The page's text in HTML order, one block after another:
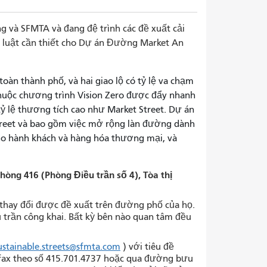
SFMTA và đang đệ trình các đề xuất cải
luật cần thiết cho Dự án Đường Market An
thành phố, và hai giao lộ có tỷ lệ va chạm
chương trình Vision Zero được đẩy nhanh
lệ thương tích cao như Market Street. Dự án
và bao gồm việc mở rộng làn đường dành
hành khách và hàng hóa thương mại, và
416 (Phòng Điều trần số 4), Tòa thị
đổi được đề xuất trên đường phố của họ.
công khai. Bất kỳ bên nào quan tâm đều
) với tiêu đề
theo số 415.701.4737 hoặc qua đường bưu